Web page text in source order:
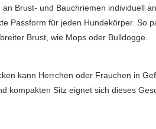
Brust- und Bauchriemen individuell
Passform für jeden Hundekörper. So
Brust, wie Mops oder Bulldogge.
kann Herrchen oder Frauchen in
kompakten Sitz eignet sich dieses